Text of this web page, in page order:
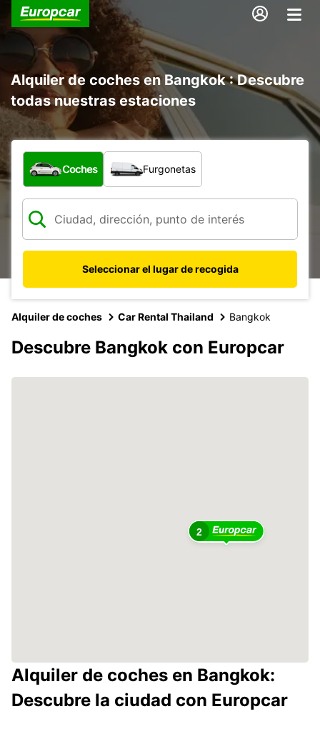
Alquiler de coches en Bangkok : Descubre
todas nuestras estaciones
¿Qué tipo de vehículo?
Coches Furgonetas
Seleccionar el lugar de recogida
Alquiler de coches Car Rental Thailand Bangkok
Descubre Bangkok con Europcar
2
Alquiler de coches en Bangkok:
Descubre la ciudad con Europcar